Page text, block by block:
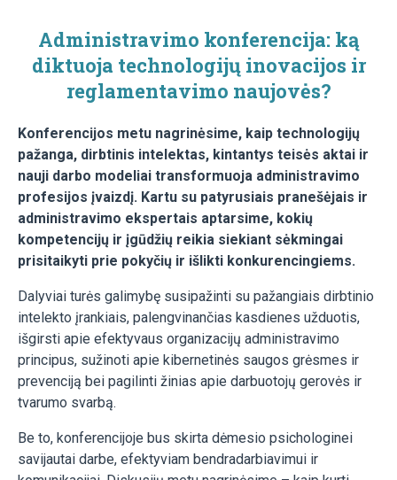
Administravimo konferencija: ką
diktuoja technologijų inovacijos ir
reglamentavimo naujovės?
Konferencijos metu nagrinėsime, kaip technologijų
pažanga, dirbtinis intelektas, kintantys teisės aktai ir
nauji darbo modeliai transformuoja administravimo
profesijos įvaizdį. Kartu su patyrusiais pranešėjais ir
administravimo ekspertais aptarsime, kokių
kompetencijų ir įgūdžių reikia siekiant sėkmingai
prisitaikyti prie pokyčių ir išlikti konkurencingiems.
Dalyviai turės galimybę susipažinti su pažangiais dirbtinio
intelekto įrankiais, palengvinančias kasdienes užduotis,
išgirsti apie efektyvaus organizacijų administravimo
principus, sužinoti apie kibernetinės saugos grėsmes ir
prevenciją bei pagilinti žinias apie darbuotojų gerovės ir
tvarumo svarbą.
Be to, konferencijoje bus skirta dėmesio psichologinei
savijautai darbe, efektyviam bendradarbiavimui ir